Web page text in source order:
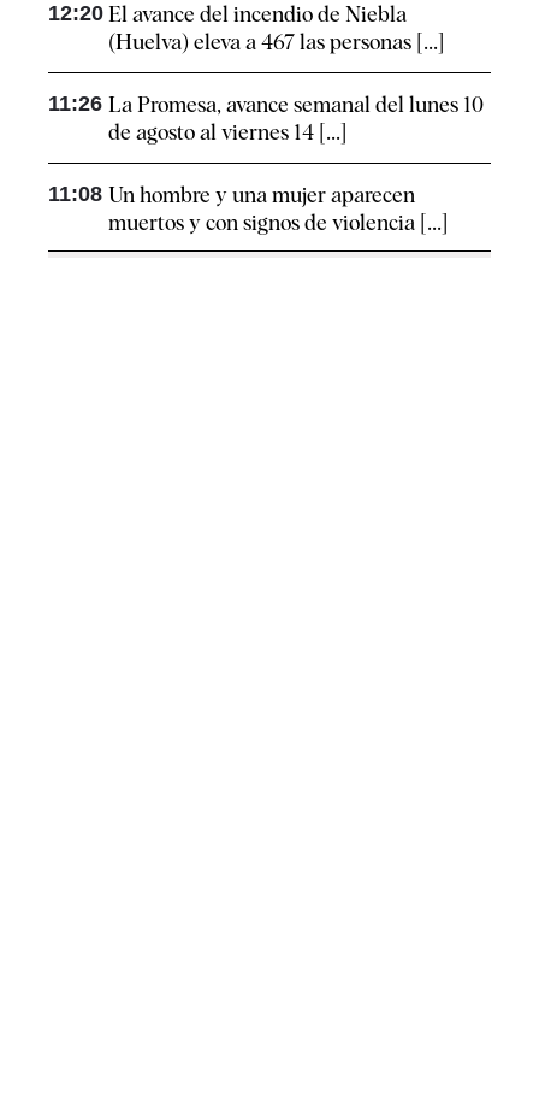
12:20 El avance del incendio de Niebla
(Huelva) eleva a 467 las personas [...]
11:26 La Promesa, avance semanal del lunes 10
de agosto al viernes 14 [...]
11:08 Un hombre y una mujer aparecen
muertos y con signos de violencia [...]